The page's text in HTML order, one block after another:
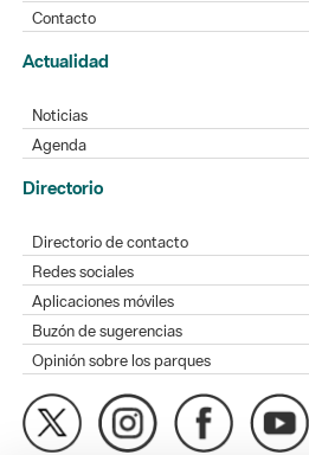
Contacto
Actualidad
Noticias
Agenda
Directorio
Directorio de contacto
Redes sociales
Aplicaciones móviles
Buzón de sugerencias
Opinión sobre los parques